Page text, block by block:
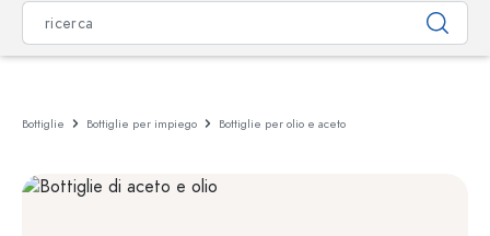
Bottiglie Bottiglie per impiego Bottiglie per olio e aceto